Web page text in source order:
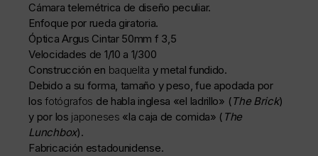
Cámara telemétrica de diseño peculiar.
Enfoque por rueda giratoria.
Óptica Argus Cintar 50mm f 3,5
Velocidades de 1/10 a 1/300
Construcción en baquelita y metal fundido.
Debido a su forma, tamaño y peso, fue apodada por
losfotógrafos de habla inglesa «el ladrillo» (The Brick)
y por los japoneses «la caja de comida» ( The
Lunchbox).
Fabricación estadounidense.